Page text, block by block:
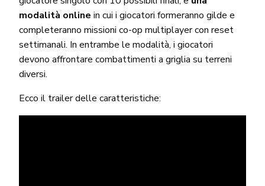
modalità online in cui i giocatori formeranno gilde e
completeranno missioni co-op multiplayer con reset
settimanali. In entrambe le modalità, i giocatori
devono affrontare combattimenti a griglia su terreni
diversi.
Ecco il trailer delle caratteristiche: